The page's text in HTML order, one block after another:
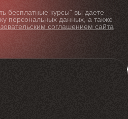
бесплатные курсы" вы даете
персональных данных, а также
соглашением сайта